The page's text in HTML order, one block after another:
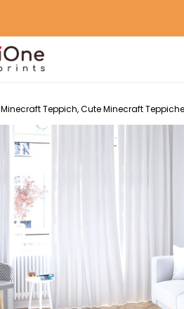
Minecraft Teppich, Cute Minecraft